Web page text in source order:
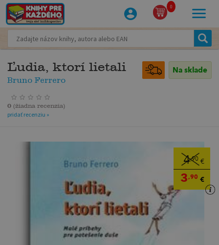
0
Ľudia, ktorí lietali
Bruno Ferrero
Na sklade
0 (žiadna recenzia)
pridať recenziu »
4,90 €
3,90 €